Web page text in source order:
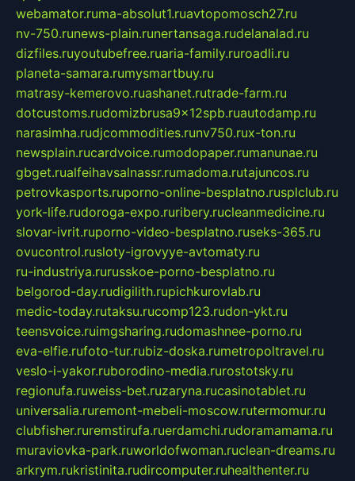
webamator.ruma-absolut1.ruavtopomosch27.ru
nv-750.runews-plain.runertansaga.rudelanalad.ru
dizfiles.ruyoutubefree.ruaria-family.ruroadli.ru
planeta-samara.rumysmartbuy.ru
matrasy-kemerovo.ruashanet.rutrade-farm.ru
dotcustoms.rudomizbrusa9x12spb.ruautodamp.ru
narasimha.rudjcommodities.runv750.rux-ton.ru
newsplain.rucardvoice.rumodopaper.rumanunae.ru
gbget.rualfeihavsalnassr.rumadoma.rutajuncos.ru
petrovkasports.ruporno-online-besplatno.rusplclub.ru
york-life.rudoroga-expo.ruribery.rucleanmedicine.ru
slovar-ivrit.ruporno-video-besplatno.ruseks-365.ru
ovucontrol.rusloty-igrovyye-avtomaty.ru
ru-industriya.rurusskoe-porno-besplatno.ru
belgorod-day.rudigilith.rupichkurovlab.ru
medic-today.rutaksu.rucomp123.rudon-ykt.ru
teensvoice.ruimgsharing.rudomashnee-porno.ru
eva-elfie.rufoto-tur.rubiz-doska.rumetropoltravel.ru
veslo-i-yakor.ruborodino-media.rurostotsky.ru
regionufa.ruweiss-bet.ruzaryna.rucasinotablet.ru
universalia.ruremont-mebeli-moscow.rutermomur.ru
clubfisher.ruremstirufa.ruerdamchi.rudoramamama.ru
muraviovka-park.ruworldofwoman.ruclean-dreams.ru
arkrym.rukristinita.rudircomputer.ruhealthenter.ru